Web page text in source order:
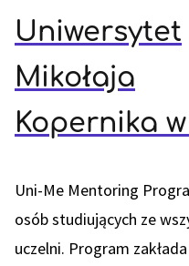
Uniwersytet
Mikołaja
Kopernika
Uni-Me Mentoring
osób studiujących ze
uczelni. Program